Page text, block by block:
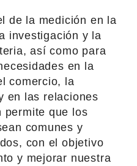
de la medición en la
investigación y la
así como para
en la
comercio, la
en las relaciones
permite que los
comunes y
con el objetivo
y mejorar nuestra